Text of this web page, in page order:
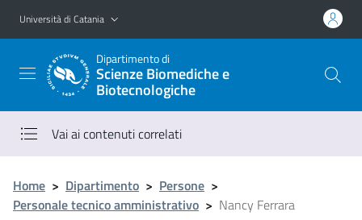
Vai al contenuto principale
Vai al menu di navigazione
Università di Catania
Dipartimento di
Scienze Biomediche e
Biotecnologiche
Vai ai contenuti correlati
Home > Dipartimento > Persone >
Personale tecnico amministrativo > Nancy Ferrara